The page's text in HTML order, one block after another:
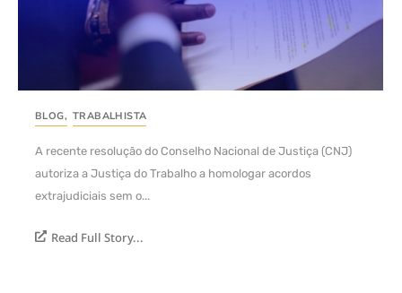
BLOG, TRABALHISTA
A recente resolução do Conselho Nacional de Justiça (CNJ)
autoriza a Justiça do Trabalho a homologar acordos
extrajudiciais sem o...
Read Full Story...